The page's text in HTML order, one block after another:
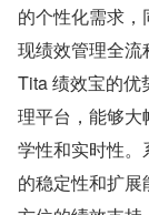
的个性化需求
现绩效管理全流
Tita 绩效宝的优
理平台，能够
学性和实时性
的稳定性和扩